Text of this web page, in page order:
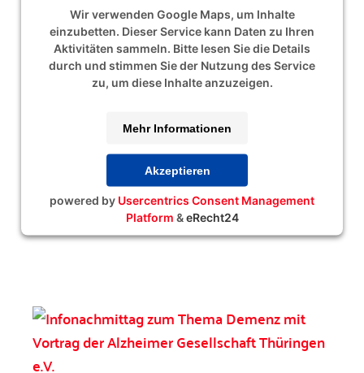
Wir verwenden Google Maps, um Inhalte
einzubetten. Dieser Service kann Daten zu Ihren
Aktivitäten sammeln. Bitte lesen Sie die Details
durch und stimmen Sie der Nutzung des Service
zu, um diese Inhalte anzuzeigen.
Mehr Informationen
Akzeptieren
powered by Usercentrics Consent Management
Platform &eRecht24